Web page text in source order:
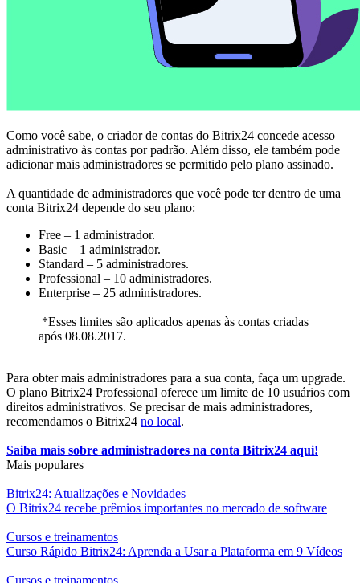
Como você sabe, o criador de contas do Bitrix24 concede acesso
administrativo às contas por padrão. Além disso, ele também pode
adicionar mais administradores se permitido pelo plano assinado.
A quantidade de administradores que você pode ter dentro de uma
conta Bitrix24 depende do seu plano:
Free – 1 administrador.
Basic – 1 administrador.
Standard – 5 administradores.
Professional – 10 administradores.
Enterprise – 25 administradores.
*Esses limites são aplicados apenas às contas criadas
após 08.08.2017.
Para obter mais administradores para a sua conta, faça um upgrade.
O plano Bitrix24 Professional oferece um limite de 10 usuários com
direitos administrativos. Se precisar de mais administradores,
recomendamos o Bitrix24 no local.
Saiba mais sobre administradores na conta Bitrix24 aqui!
Mais populares
Bitrix24: Atualizações e Novidades
O Bitrix24 recebe prêmios importantes no mercado de software
Cursos e treinamentos
Curso Rápido Bitrix24: Aprenda a Usar a Plataforma em 9 Vídeos